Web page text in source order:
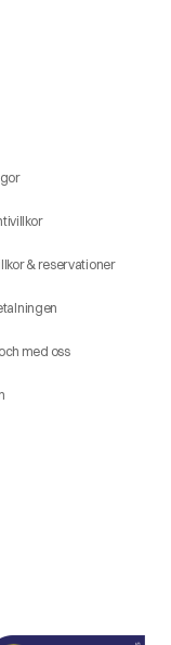
& reservationer
med oss